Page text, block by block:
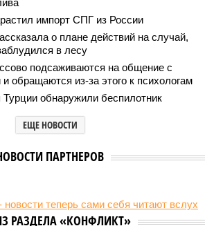
в противоречие с нами. Ведь пока
держать в балансе, человечество
с окружающей средой. Самые
в прошлом – какими они были? Какие
и чем грозят?
апокалипсиса, искусственно
биологов, называется «Конец всей
жизни участия пытливых
сама разберётся, как и где
человеческой популяции.